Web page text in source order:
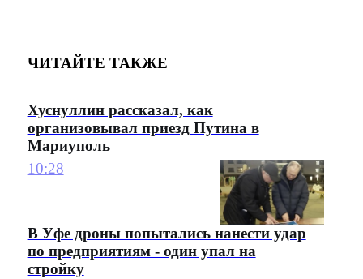
ЧИТАЙТЕ ТАКЖЕ
Хуснуллин рассказал, как
организовывал приезд Путина в
Мариуполь
10:28
В Уфе дроны попытались нанести удар
по предприятиям - один упал на
стройку